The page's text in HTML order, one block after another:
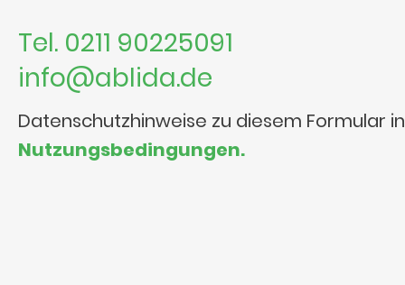
Tel. 0211 90225091
info@ablida.de
Datenschutzhinweise zu diesem Formular
Nutzungsbedingungen.